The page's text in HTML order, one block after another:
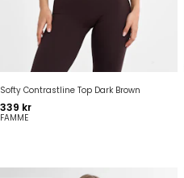
Softy Contrastline Top Dark Brown
Pris
339 kr
FAMME